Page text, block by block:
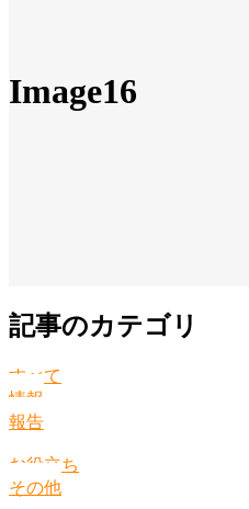
Image16
記事のカテゴリ
すべて
情報
報告
お役立ち
その他